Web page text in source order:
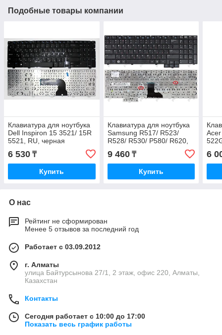
Подобные товары компании
Клавиатура для ноутбука
Dell Inspiron 15 3521/ 15R
5521, RU, черная
6 530 ₸
Купить
Клавиатура для ноутбука
Samsung R517/ R523/
R528/ R530/ P580/ R620,
RU, черная
9 460₸
Купить
6
О нас
Рейтинг не сформирован
Менее 5 отзывов за последний год
Работает с 03.09.2012
г. Алматы
улица Байтурсынова 27/1, 2 этаж, офис 220, Алматы,
Казахстан
Контакты
Сегодня работает с 10:00 до 17:00
Показать весь график работы